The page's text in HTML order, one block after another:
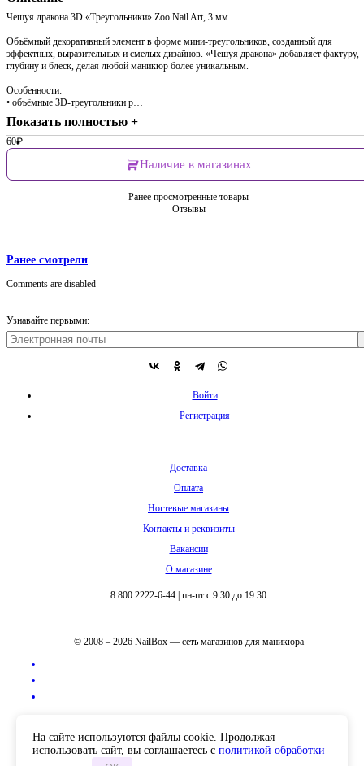
Чешуя дракона 3D «Треугольники» Zoo Nail Art, 3 мм
Объёмный декоративный элемент в форме мини-треугольников, созданный для
эффектных, выразительных и смелых дизайнов. «Чешуя дракона» добавляет фактуру,
глубину и блеск, делая любой маникюр более уникальным.
Особенности:
• объёмные 3D-треугольники р…
Показать полностью +
60₽
Наличие в магазинах
Ранее просмотренные товары
Отзывы
Ранее смотрели
Comments are disabled
Узнавайте первыми:
Войти
Регистрация
Доставка
Оплата
Ногтевые магазины
Контакты и реквизиты
Вакансии
О магазине
8 800 2222-6-44 пн-пт с 9:30 до 19:30
© 2008 – 2026 NailBox — сеть магазинов для маникюра
На сайте используются файлы cookie. Продолжая
использовать сайт, вы соглашаетесь с политикой обработки